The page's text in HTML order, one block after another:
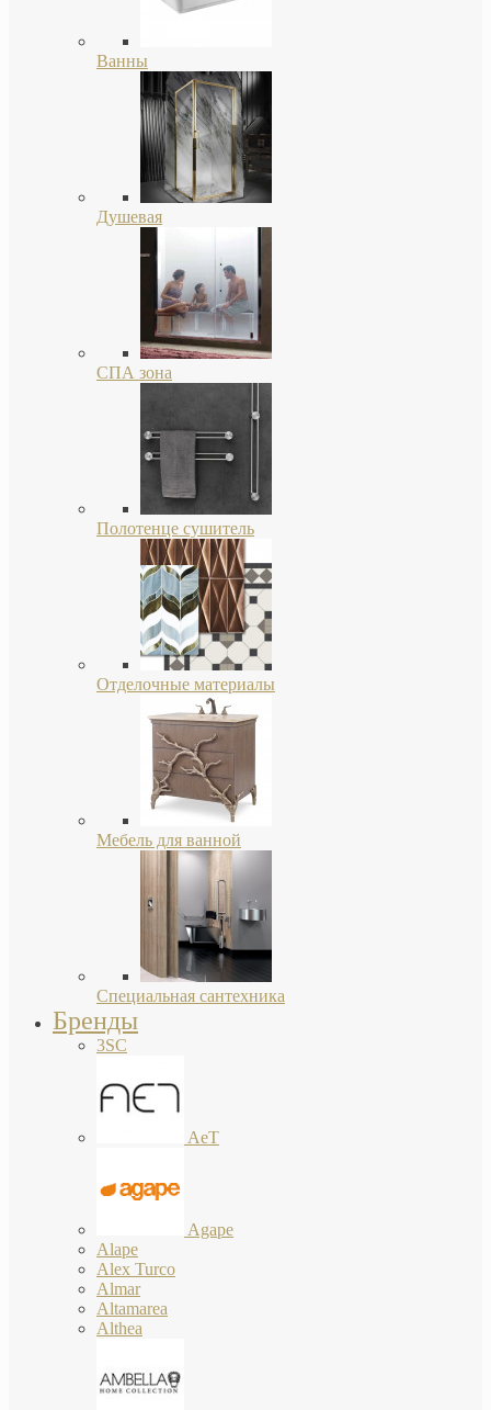
Ванны
Душевая
СПА зона
Полотенце сушитель
Отделочные материалы
Мебель для ванной
Специальная сантехника
Бренды
3SC
AeT
Agape
Alape
Alex Turco
Almar
Altamarea
Althea